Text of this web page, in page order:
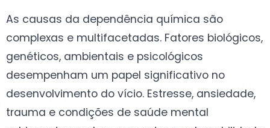
As causas da dependência química são
complexas e multifacetadas. Fatores biológicos,
genéticos, ambientais e psicológicos
desempenham um papel significativo no
desenvolvimento do vício. Estresse, ansiedade,
trauma e condições de saúde mental